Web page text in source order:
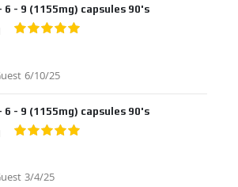
6 - 9 (1155mg) capsules 90's
Δημοσιεύτηκε
στις
6/10/25
6 - 9 (1155mg) capsules 90's
Δημοσιεύτηκε
3/4/25